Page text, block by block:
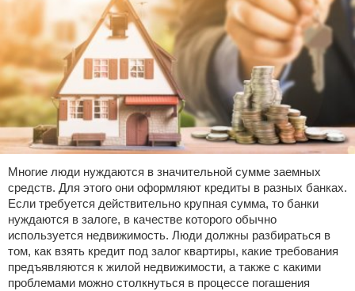
Многие люди нуждаются в значительной сумме заемных
средств. Для этого они оформляют кредиты в разных банках.
Если требуется действительно крупная сумма, то банки
нуждаются в залоге, в качестве которого обычно
используется недвижимость. Люди должны разбираться в
том, как взять кредит под залог квартиры, какие требования
предъявляются к жилой недвижимости, а также с какими
проблемами можно столкнуться в процессе погашения